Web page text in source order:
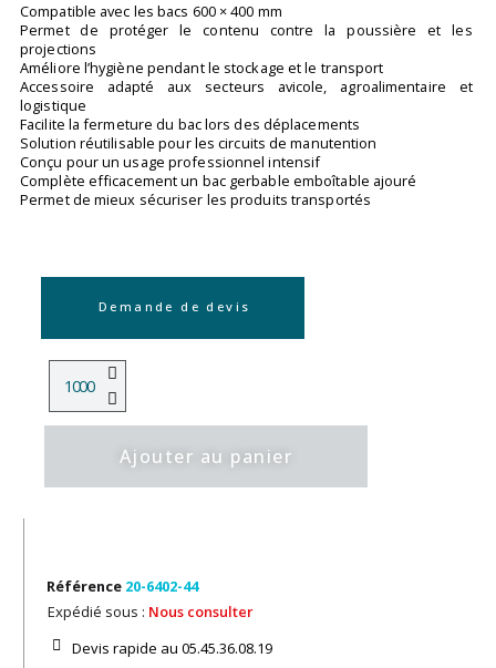
Compatible avec les bacs 600 × 400 mm
Permet de protéger le contenu contre la poussière et les
projections
Améliore l’hygiène pendant le stockage et le transport
Accessoire adapté aux secteurs avicole, agroalimentaire et
logistique
Facilite la fermeture du bac lors des déplacements
Solution réutilisable pour les circuits de manutention
Conçu pour un usage professionnel intensif
Complète efficacement un bac gerbable emboîtable ajouré
Permet de mieux sécuriser les produits transportés
Demande de devis
Ajouter au panier
Référence 20-6402-44
Expédié sous : Nous consulter
Devis rapide au 05.45.36.08.19​